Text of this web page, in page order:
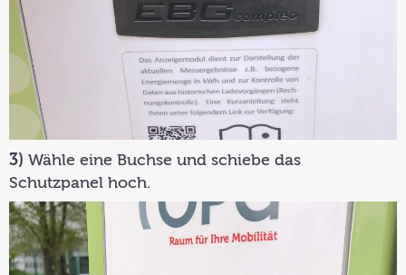
3) Wähle eine Buchse und schiebe das
Schutzpanel hoch.